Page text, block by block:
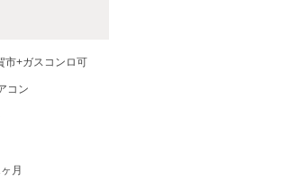
市+ガスコンロ可
コン
月